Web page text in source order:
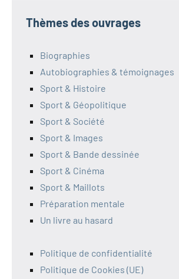
Thèmes des ouvrages
Biographies
Autobiographies & témoignages
Sport & Histoire
Sport & Géopolitique
Sport & Société
Sport & Images
Sport & Bande dessinée
Sport & Cinéma
Sport & Maillots
Préparation mentale
Un livre au hasard
Politique de confidentialité
Politique de Cookies (UE)